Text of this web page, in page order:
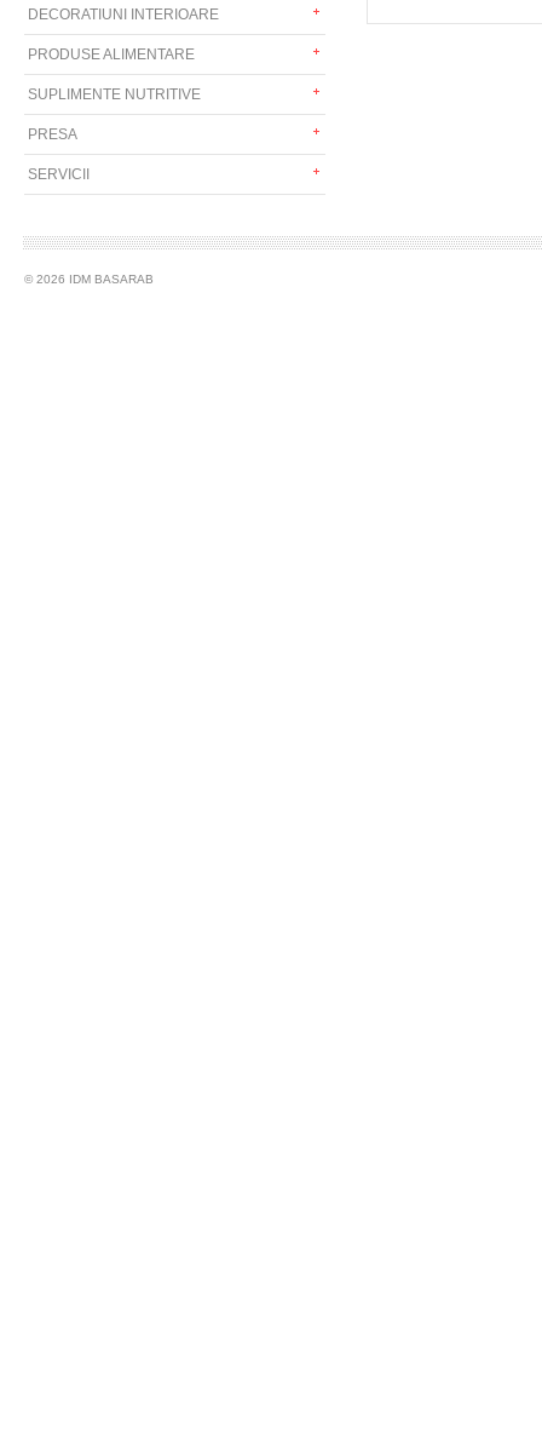
DECORATIUNI INTERIOARE
PRODUSE ALIMENTARE
SUPLIMENTE NUTRITIVE
PRESA
SERVICII
© 2026 IDM BASARAB